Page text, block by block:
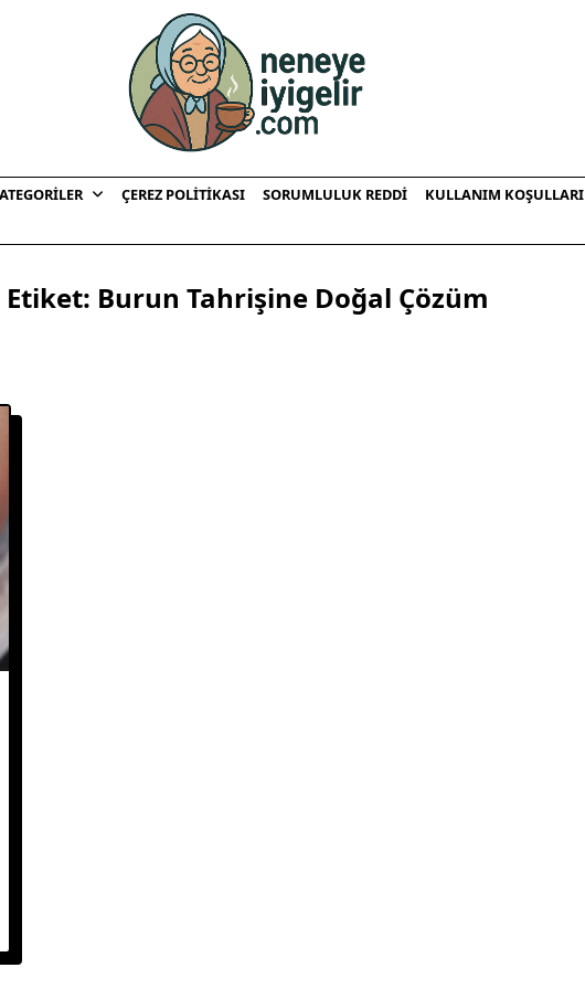
ÇEREZ POLITIKASI SORUMLULUK REDDI
KULLANIM KOŞULLARI
Etiket: Burun Tahrişine Doğal Çözüm